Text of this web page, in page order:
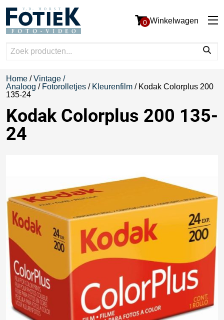
0 Winkelwagen
Home /Vintage /
Analoog / Fotorolletjes / Kleurenfilm / Kodak Colorplus 200
135-24
Kodak Colorplus 200 135-
24